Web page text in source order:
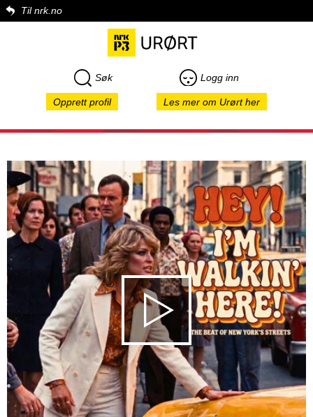
Til nrk.no
Søk Logg inn
Opprett profil Les mer om Urørt her